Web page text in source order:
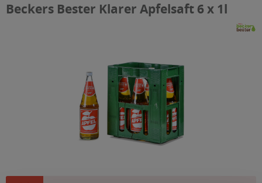
Beckers Bester Klarer Apfelsaft 6 x 1l